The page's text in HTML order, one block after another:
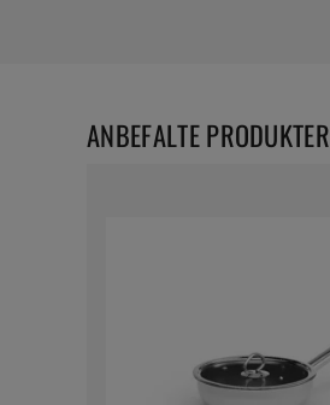
ANBEFALTE PRODUKTER